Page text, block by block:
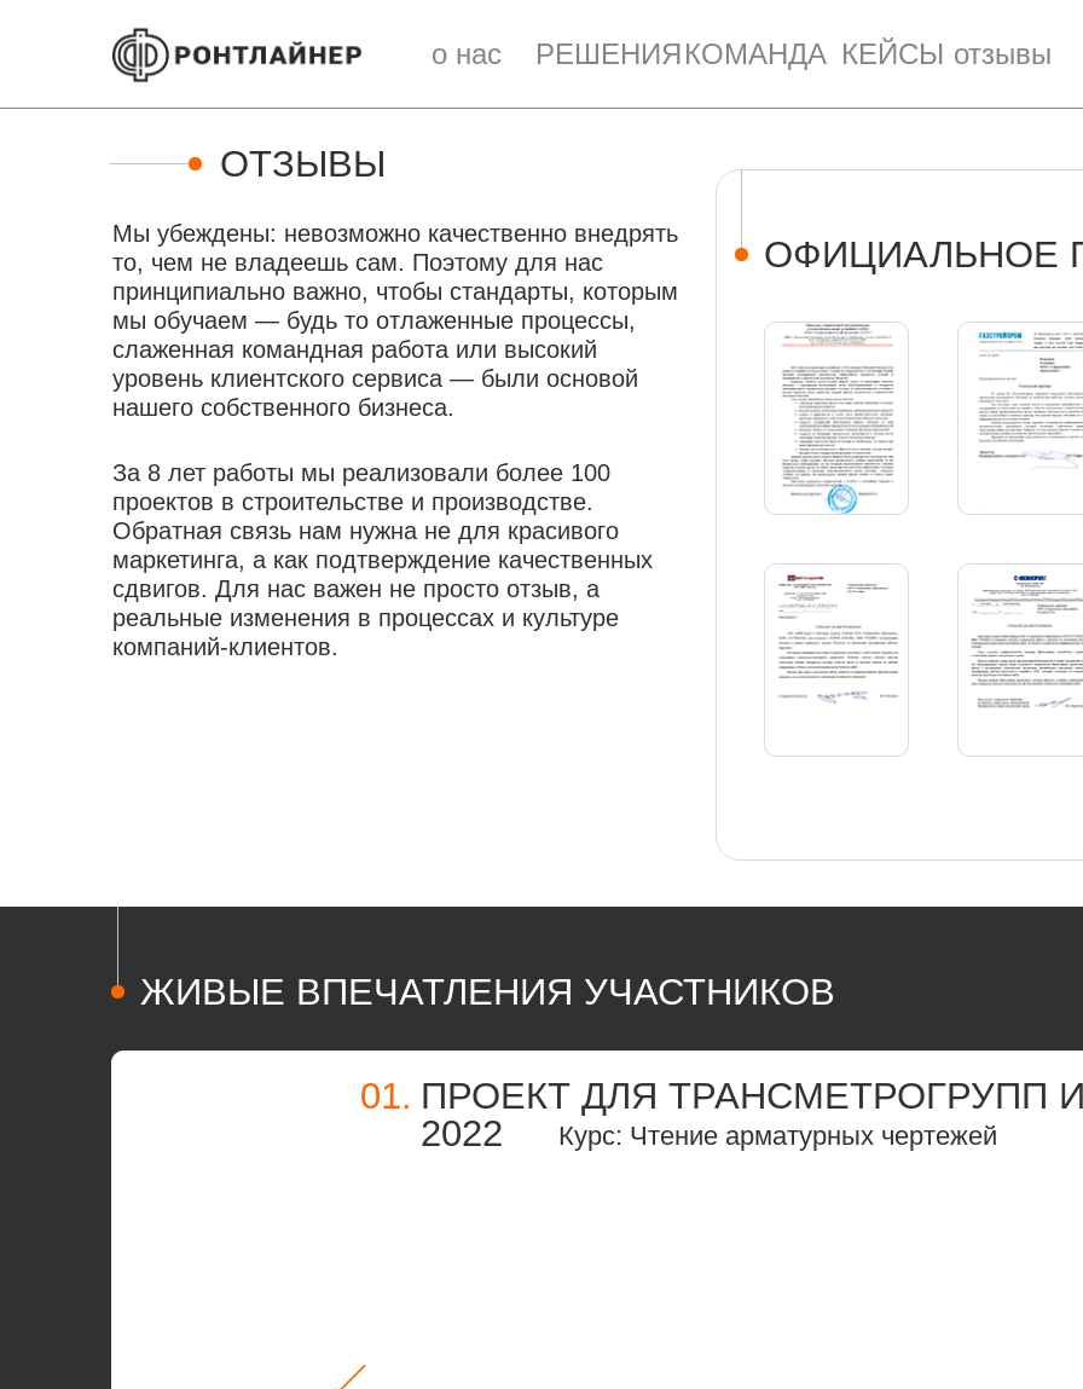
о нас РЕШЕНИЯКОМАНДА КЕЙСЫ отзывы
ОТЗЫВЫ
Мы убеждены: невозможно качественно внедрять
то, чем не владеешь сам. Поэтому для нас
принципиально важно, чтобы стандарты, которым
мы обучаем — будь то отлаженные процессы,
слаженная командная работа или высокий
уровень клиентского сервиса — были основой
нашего собственного бизнеса.
За 8 лет работы мы реализовали более 100
проектов в строительстве и производстве.
Обратная связь нам нужна не для красивого
маркетинга, а как подтверждение качественных
сдвигов. Для нас важен не просто отзыв, а
реальные изменения в процессах и культуре
компаний-клиентов.
ОФИЦИАЛЬНОЕ
ЖИВЫЕ ВПЕЧАТЛЕНИЯ УЧАСТНИКОВ
01. ПРОЕКТ ДЛЯ ТРАНСМЕТРОГРУПП
2022
Курс: Чтение арматурных чертежей